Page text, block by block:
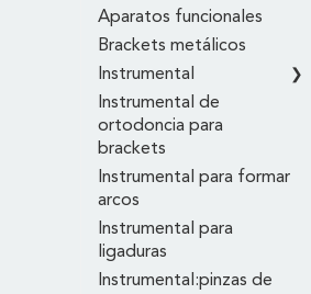
Aparatos funcionales
Brackets metálicos
Instrumental
Instrumental de
ortodoncia para
brackets
Instrumental para formar
arcos
Instrumental para
ligaduras
Instrumental:pinzas de